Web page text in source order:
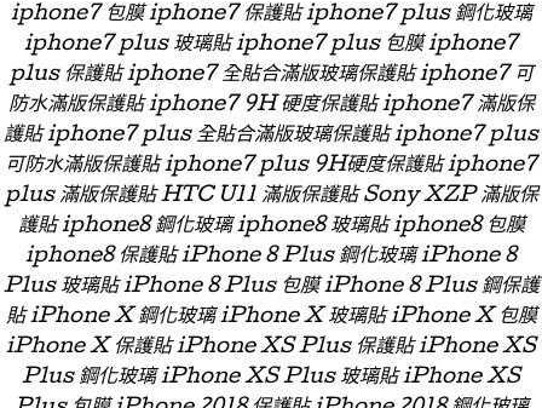
iphone7 包膜 iphone7 保護貼 iphone7 plus 鋼化玻璃
iphone7 plus 玻璃貼 iphone7 plus 包膜 iphone7
plus 保護貼 iphone7 全貼合滿版玻璃保護貼 iphone7 可
防水滿版保護貼 iphone7 9H 硬度保護貼 iphone7 滿版保
護貼 iphone7 plus 全貼合滿版玻璃保護貼 iphone7 plus
可防水滿版保護貼 iphone7 plus 9H硬度保護貼 iphone7
plus 滿版保護貼 HTC U11 滿版保護貼 Sony XZP 滿版保
護貼 iphone8 鋼化玻璃 iphone8 玻璃貼 iphone8 包膜
iphone8 保護貼 iPhone 8 Plus 鋼化玻璃 iPhone 8
Plus 玻璃貼 iPhone 8 Plus 包膜 iPhone 8 Plus 鋼保護
貼 iPhone X 鋼化玻璃 iPhone X 玻璃貼 iPhone X 包膜
iPhone X 保護貼 iPhone XS Plus 保護貼 iPhone XS
Plus 鋼化玻璃 iPhone XS Plus 玻璃貼 iPhone XS